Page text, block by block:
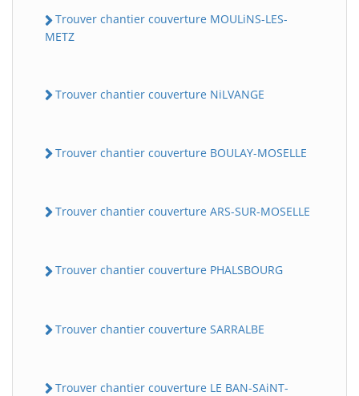
Trouver chantier couverture MOULiNS-LES-
METZ
Trouver chantier couverture NiLVANGE
Trouver chantier couverture BOULAY-MOSELLE
Trouver chantier couverture ARS-SUR-MOSELLE
Trouver chantier couverture PHALSBOURG
Trouver chantier couverture SARRALBE
Trouver chantier couverture LE BAN-SAiNT-